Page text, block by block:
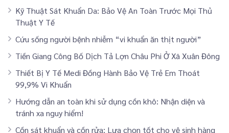
Kỹ Thuật Sát Khuẩn Da: Bảo Vệ An Toàn Trước Mọi Thủ
Thuật Y Tế
Cứu sống người bệnh nhiễm “vi khuẩn ăn thịt người”
Tiền Giang Công Bố Dịch Tả Lợn Châu Phi Ở Xã Xuân Đông
Thiết Bị Y Tế Medi Đồng Hành Bảo Vệ Trẻ Em Thoát
99,9% Vi Khuẩn
Hướng dẫn an toàn khi sử dụng cồn khô: Nhận diện và
tránh xa nguy hiểm!
Cồn sát khuẩn và cồn rửa: Lựa chọn tốt cho vệ sinh hàng